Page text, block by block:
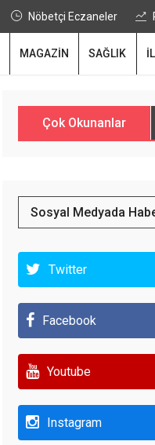
Nöbetçi Eczaneler
MAGAZİN SAĞLIK
Çok Okunanlar
Sosyal Medyada
Twitter
Facebook
Youtube
Instagram